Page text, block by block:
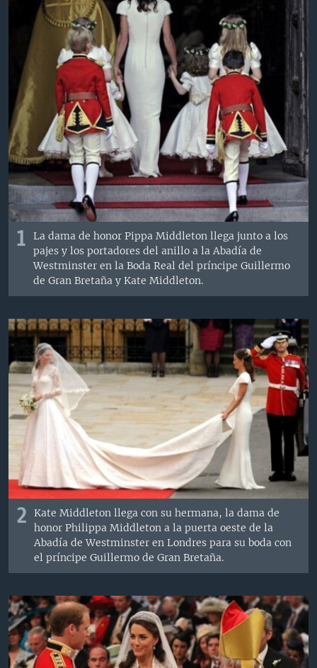
VENEZUELA
BRASIL
NICARAGUA
ECONOMÍA
ENTRETENIMIENTO Y CULTURA
TECNOLOGÍA
DEPORTES
CIENCIA Y SALUD
MULTIMEDIA
VIDEOS
FOTOGRAFÍA
AUDIOS
PROGRAMAS TV
EL MUNDO AL DÍA
FORO INTERAMERICANO
VISIÓN 360
LAS CLAVES
PANORAMA
RADIO
AVANCE INFORMATIVO
AUDIONOTICIAS
BUENOS DÍAS AMÉRICA
ESTADOS UNIDOS AL DÍA
EL MUNDO AL DÍA [RADIO]
FORO [RADIO]
DEPORTIVO INTERNACIONAL
NOTA ECONÓMICA
DIRECT
DOCUMENTALES DE LA VOA
Learning English
SÍGANOS
Idiomas
1
La dama de honor Pippa Middleton llega junto a los
pajes y los portadores del anillo a la Abadía de
Westminster en la Boda Real del príncipe Guillermo
de Gran Bretaña y Kate Middleton.
2
Kate Middleton llega con su hermana, la dama de
honor Philippa Middleton a la puerta oeste de la
Abadía de Westminster en Londres para su boda con
el príncipe Guillermo de Gran Bretaña.